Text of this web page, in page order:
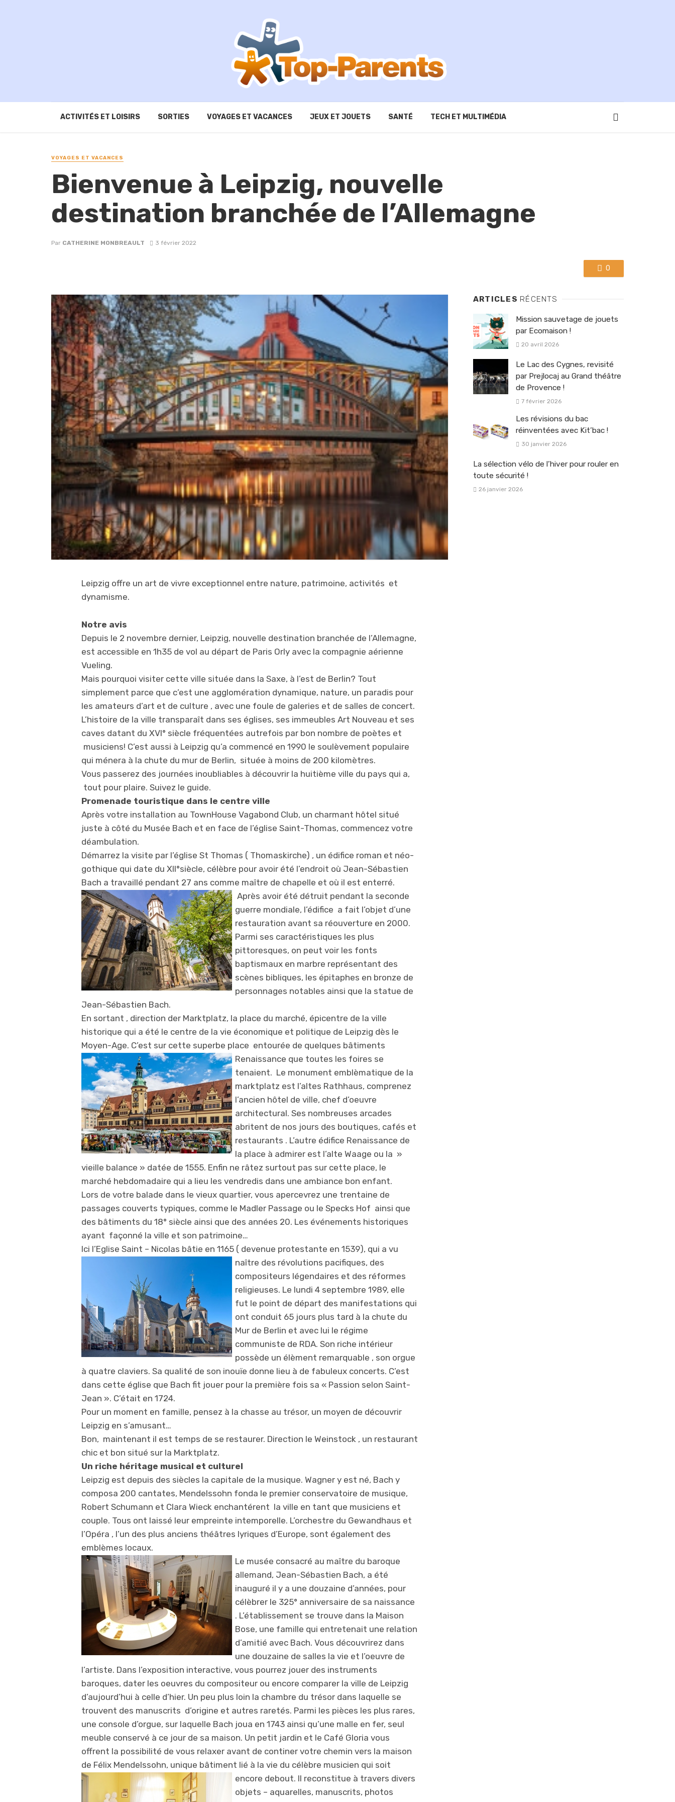
ACTIVITÉS ET LOISIRS SORTIES VOYAGES ET VACANCES JEUX ET JOUETS SANTÉ TECH ET MULTIMÉDIA
VOYAGES ET VACANCES
Bienvenue à Leipzig, nouvelle
destination branchée de l’Allemagne
Par CATHERINE MONBREAULT 3 février 2022
0
Leipzig offre un art de vivre exceptionnel entre nature, patrimoine, activités et
dynamisme.
Notre avis
Depuis le 2 novembre dernier, Leipzig, nouvelle destination branchée de l’Allemagne,
est accessible en 1h35 de vol au départ de Paris Orly avec la compagnie aérienne
Vueling.
Mais pourquoi visiter cette ville située dans la Saxe, à l’est de Berlin? Tout
simplement parce que c’est une agglomération dynamique, nature, un paradis pour
les amateurs d’art et de culture , avec une foule de galeries et de salles de concert.
L’histoire de la ville transparaît dans ses églises, ses immeubles Art Nouveau et ses
caves datant du XVI° siècle fréquentées autrefois par bon nombre de poètes et
musiciens! C’est aussi à Leipzig qu’a commencé en 1990 le soulèvement populaire
qui ménera à la chute du mur de Berlin, située à moins de 200 kilomètres.
Vous passerez des journées inoubliables à découvrir la huitième ville du pays qui a,
tout pour plaire. Suivez le guide.
Promenade touristique dans le centre ville
Après votre installation au TownHouse Vagabond Club, un charmant hôtel situé
juste à côté du Musée Bach et en face de l’église Saint-Thomas, commencez votre
déambulation.
Démarrez la visite par l’église St Thomas ( Thomaskirche) , un édifice roman et néo-
gothique qui date du XII°siècle, célèbre pour avoir été l’endroit où Jean-Sébastien
Bach a travaillé pendant 27 ans comme maître de chapelle et où il est enterré.
Après avoir été détruit pendant la seconde
guerre mondiale, l’édifice a fait l’objet d’une
restauration avant sa réouverture en 2000.
Parmi ses caractéristiques les plus
pittoresques, on peut voir les fonts
baptismaux en marbre représentant des
scènes bibliques, les épitaphes en bronze de
personnages notables ainsi que la statue de
Jean-Sébastien Bach.
En sortant , direction der Marktplatz, la place du marché, épicentre de la ville
historique qui a été le centre de la vie économique et politique de Leipzig dès le
Moyen-Age. C’est sur cette superbe place entourée de quelques bâtiments
Renaissance que toutes les foires se
tenaient. Le monument emblèmatique de la
marktplatz est l’altes Rathhaus, comprenez
l’ancien hôtel de ville, chef d’oeuvre
architectural. Ses nombreuses arcades
abritent de nos jours des boutiques, cafés et
restaurants . L’autre édifice Renaissance de
la place à admirer est l’alte Waage ou la »
vieille balance » datée de 1555. Enfin ne râtez surtout pas sur cette place, le
marché hebdomadaire qui a lieu les vendredis dans une ambiance bon enfant.
Lors de votre balade dans le vieux quartier, vous apercevrez une trentaine de
passages couverts typiques, comme le Madler Passage ou le Specks Hof ainsi que
des bâtiments du 18° siècle ainsi que des années 20. Les événements historiques
ayant façonné la ville et son patrimoine…
Ici l’Eglise Saint – Nicolas bâtie en 1165 ( devenue protestante en 1539), qui a vu
naître des révolutions pacifiques, des
compositeurs légendaires et des réformes
religieuses. Le lundi 4 septembre 1989, elle
fut le point de départ des manifestations qui
ont conduit 65 jours plus tard à la chute du
Mur de Berlin et avec lui le régime
communiste de RDA. Son riche intérieur
possède un élèment remarquable , son orgue
à quatre claviers. Sa qualité de son inouïe donne lieu à de fabuleux concerts. C’est
dans cette église que Bach fit jouer pour la première fois sa « Passion selon Saint-
Jean ». C’était en 1724.
Pour un moment en famille, pensez à la chasse au trésor, un moyen de découvrir
Leipzig en s’amusant…
Bon, maintenant il est temps de se restaurer. Direction le Weinstock , un restaurant
chic et bon situé sur la Marktplatz.
Un riche héritage musical et culturel
Leipzig est depuis des siècles la capitale de la musique. Wagner y est né, Bach y
composa 200 cantates, Mendelssohn fonda le premier conservatoire de musique,
Robert Schumann et Clara Wieck enchantérent la ville en tant que musiciens et
couple. Tous ont laissé leur empreinte intemporelle. L’orchestre du Gewandhaus et
l’Opéra , l’un des plus anciens théâtres lyriques d’Europe, sont également des
emblèmes locaux.
Le musée consacré au maître du baroque
allemand, Jean-Sébastien Bach, a été
inauguré il y a une douzaine d’années, pour
célèbrer le 325° anniversaire de sa naissance
. L’établissement se trouve dans la Maison
Bose, une famille qui entretenait une relation
d’amitié avec Bach. Vous découvrirez dans
une douzaine de salles la vie et l’oeuvre de
l’artiste. Dans l’exposition interactive, vous pourrez jouer des instruments
baroques, dater les oeuvres du compositeur ou encore comparer la ville de Leipzig
d’aujourd’hui à celle d’hier. Un peu plus loin la chambre du trésor dans laquelle se
trouvent des manuscrits d’origine et autres raretés. Parmi les pièces les plus rares,
une console d’orgue, sur laquelle Bach joua en 1743 ainsi qu’une malle en fer, seul
meuble conservé à ce jour de sa maison. Un petit jardin et le Café Gloria vous
offrent la possibilité de vous relaxer avant de continer votre chemin vers la maison
de Félix Mendelssohn, unique bâtiment lié à la vie du célèbre musicien qui soit
encore debout. Il reconstitue à travers divers
objets – aquarelles, manuscrits, photos
ARTICLES RÉCENTS
Mission sauvetage de jouets
par Ecomaison !
20 avril 2026
Le Lac des Cygnes, revisité
par Prejlocaj au Grand théâtre
de Provence !
7 février 2026
Les révisions du bac
réinventées avec Kit’bac !
30 janvier 2026
La sélection vélo de l’hiver pour rouler en
toute sécurité !
26 janvier 2026